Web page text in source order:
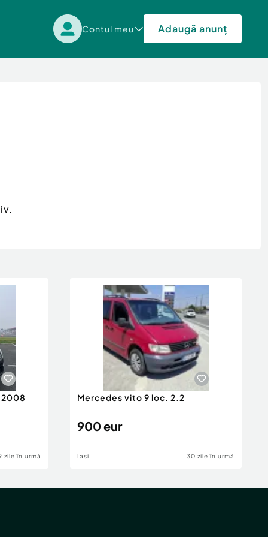
Contul meu Adaugă anunț
2008
zile în urmă
Mercedes vito 9 loc. 2.2
900 eur
Iasi 30 zile în urmă